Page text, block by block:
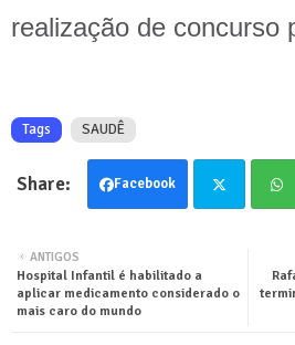
realização de concurso
Tags SAUDÊ
Facebook
tsa
ANTIGOS
Hospital Infantil é habilitado a
aplicar medicamento considerado o
mais caro do mundo